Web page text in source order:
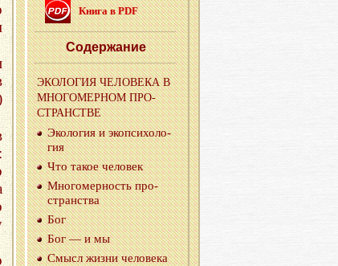
Книга в PDF
Со­дер­жа­ние
ЭКО­ЛО­ГИЯ ЧЕ­ЛО­ВЕ­КА В
МНО­ГО­МЕР­НОМ ПРО­
СТРАН­СТВЕ
Эко­ло­гия и эко­пси­хо­ло­
гия
Что такое че­ло­век
Мно­го­мер­ность про­
стран­ства
Бог
Бог — и мы
Смысл жизни че­ло­ве­ка